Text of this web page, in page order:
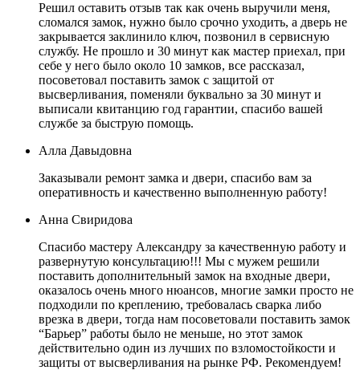
Решил оставить отзыв так как очень выручили меня,
сломался замок, нужно было срочно уходить, а дверь не
закрывается заклинило ключ, позвонил в сервисную
службу. Не прошло и 30 минут как мастер приехал, при
себе у него было около 10 замков, все рассказал,
посоветовал поставить замок с защитой от
высверливания, поменяли буквально за 30 минут и
выписали квитанцию год гарантии, спасибо вашей
службе за быструю помощь.
Алла Давыдовна
Заказывали ремонт замка и двери, спасибо вам за
оперативность и качественно выполненную работу!
Анна Свиридова
Спасибо мастеру Александру за качественную работу и
развернутую консультацию!!! Мы с мужем решили
поставить дополнительный замок на входные двери,
оказалось очень много нюансов, многие замки просто не
подходили по креплению, требовалась сварка либо
врезка в двери, тогда нам посоветовали поставить замок
“Барьер” работы было не меньше, но этот замок
действительно один из лучших по взломостойкости и
защиты от высверливания на рынке РФ. Рекомендуем!